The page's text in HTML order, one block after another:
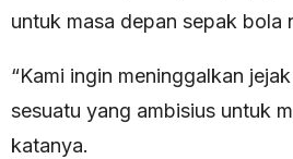
untuk masa depan sepak bola
“Kami ingin meninggalkan
sesuatu yang ambisius untuk
katanya.